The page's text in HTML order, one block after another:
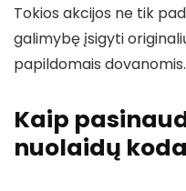
Tokios akcijos ne tik
galimybę įsigyti
papildomais dovanomis.
Kaip
nuolaidų